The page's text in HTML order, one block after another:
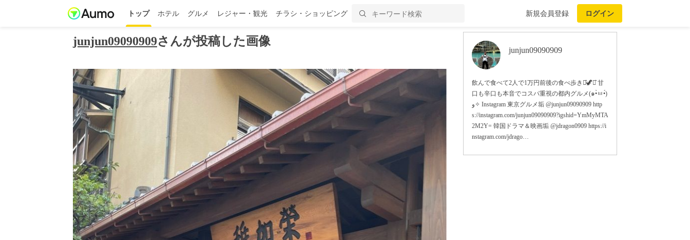
トップ ホテル グルメ レジャー・観光 チラシ・ショッピング 新規会員登録 ログイン
junjun09090909さんが投稿した画像
junjun09090909
飲んで食べて2人で1万円前後の食べ歩き⋆͛🦖⋆͛ 甘
口も辛口も本音でコスパ重視の都内グルメ(๑•̀ㅂ•́)
و✧ Instagram 東京グルメ垢 @junjun09090909 http
s://instagram.com/junjun09090909?igshid=YmMyMTA
2M2Y= 韓国ドラマ＆映画垢 @jdragon0909 https://i
nstagram.com/jdrago…